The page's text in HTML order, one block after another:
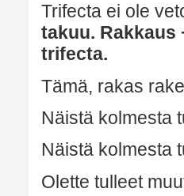
Trifecta ei ole
takuu. Rakkaus
trifecta.
Tämä, rakas
Näistä kolmesta
Näistä kolmesta
Olette tulleet